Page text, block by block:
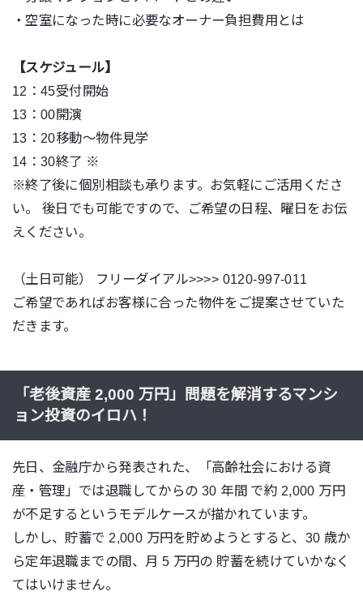
・空室になった時に必要なオーナー負担費用とは
【スケジュール】
12：45受付開始
13：00開演
13：20移動〜物件見学
14：30終了 ※
※終了後に個別相談も承ります。お気軽にご活用くださ
い。 後日でも可能ですので、ご希望の日程、曜日をお伝
えください。
（土日可能） フリーダイアル>>>> 0120-997-011
ご希望であればお客様に合った物件をご提案させていた
だきます。
「老後資産 2,000 万円」問題を解消するマンシ
ョン投資のイロハ！
先日、金融庁から発表された、「高齢社会における資
産・管理」では退職してからの 30 年間 で約 2,000 万円
が不足するというモデルケースが描かれています。
しかし、貯蓄で 2,000 万円を貯めようとすると、30 歳か
ら定年退職までの間、月 5 万円の 貯蓄を続けていかなく
てはいけません。